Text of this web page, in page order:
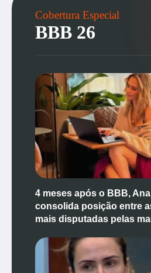
Cobertura Especial
BBB 26
4 meses após o BBB,
consolida posição entre
mais disputadas pelas